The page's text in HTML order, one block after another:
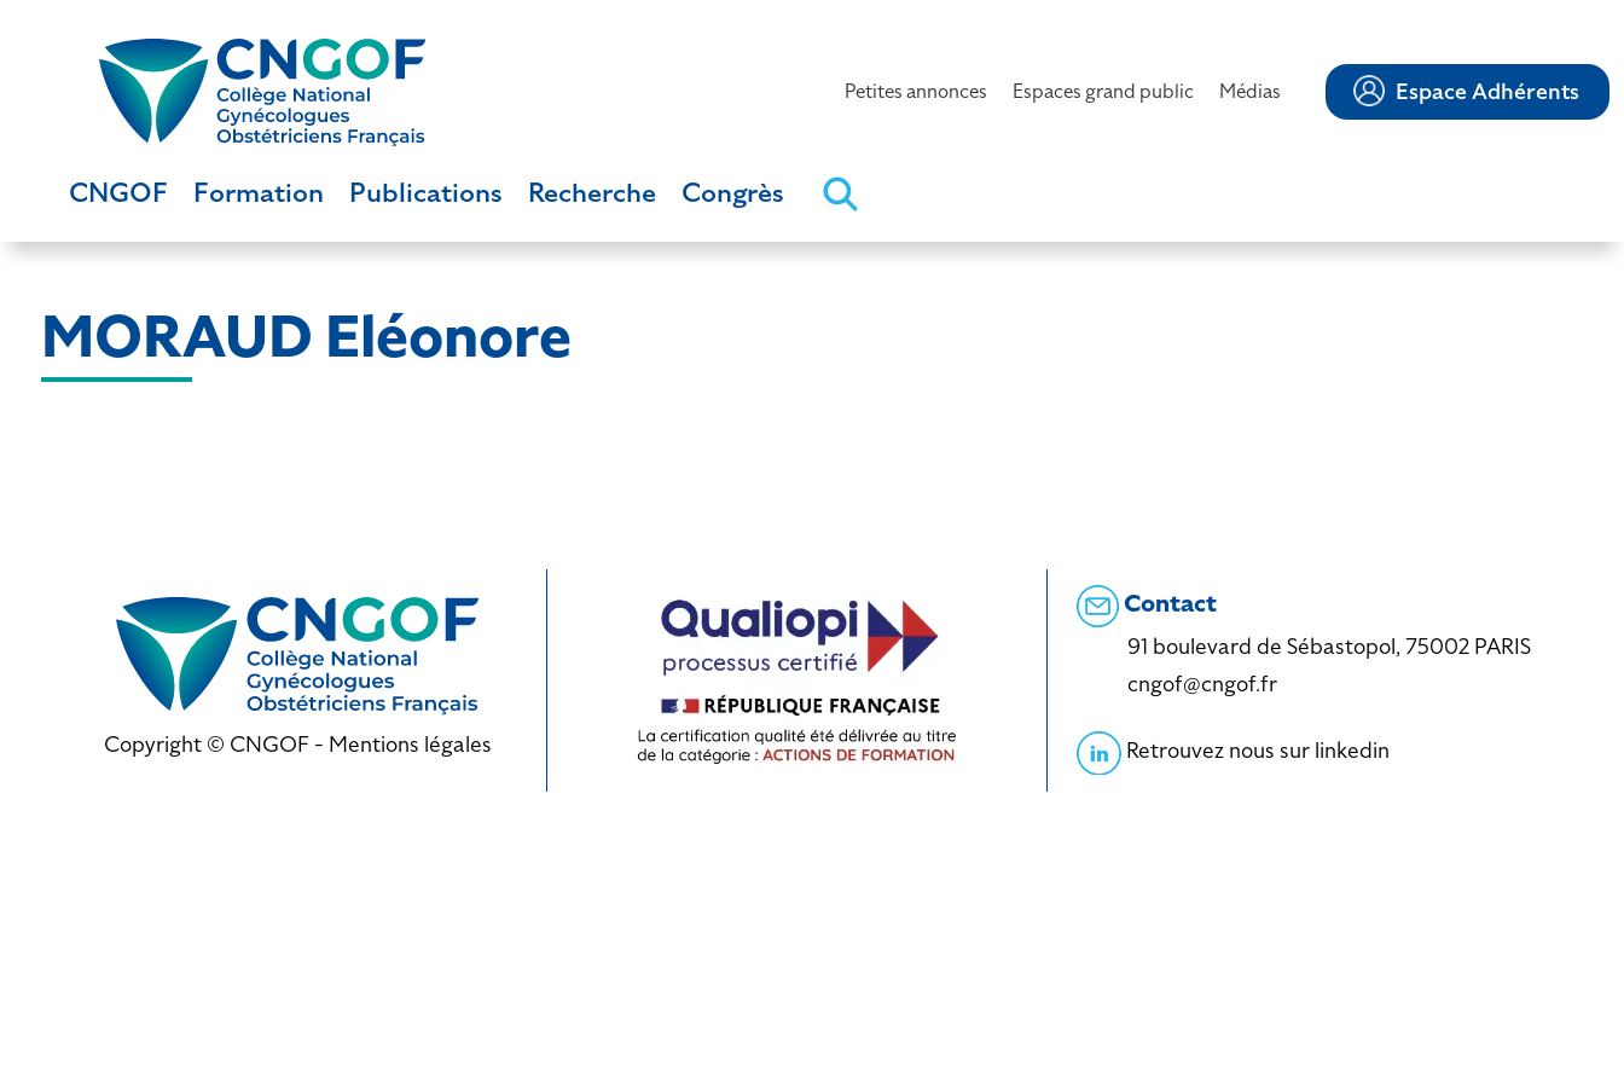
Petites annonces Espaces grand public Médias Espace Adhérents
CNGOF Formation Publications Recherche Congrès
MORAUD Eléonore
Copyright © CNGOF - Mentions légales
Contact
91 boulevard de Sébastopol, 75002 PARIS
cngof@cngof.fr
Retrouvez nous sur linkedin